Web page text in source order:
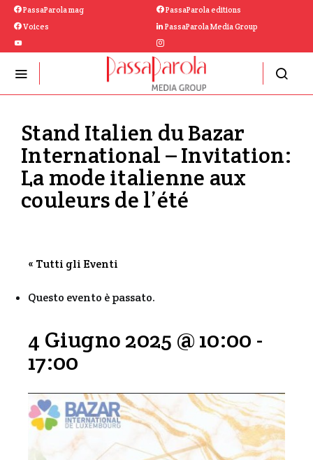
PassaParola mag
PassaParola editions
Voices
PassaParola Media Group
Stand Italien du Bazar
International – Invitation:
La mode italienne aux
couleurs de l’été
« Tutti gli Eventi
Questo evento è passato.
4 Giugno 2025 @ 10:00 -
17:00